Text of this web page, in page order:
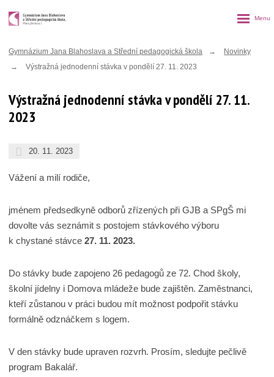
Gymnázium Jana Blahoslava a Střední pedagogická škola
Novinky
Výstražná jednodenní stávka v pondělí 27. 11. 2023
Výstražná jednodenní stávka v pondělí 27. 11.
2023
20. 11. 2023
Vážení a milí rodiče,
jménem předsedkyně odborů zřízených při GJB a SPgŠ mi
dovolte vás seznámit s postojem stávkového výboru
k chystané stávce27. 11. 2023.
Do stávky bude zapojeno 26 pedagogů ze 72. Chod školy,
školní jídelny i Domova mládeže bude zajištěn. Zaměstnanci,
kteří zůstanou v práci budou mít možnost podpořit stávku
formálně odznáčkem s logem.
V den stávky bude upraven rozvrh. Prosím, sledujte pečlivě
program Bakalář.